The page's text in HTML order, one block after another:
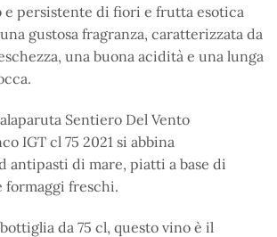
e persistente di fiori e frutta esotica
gustosa fragranza, caratterizzata da
una buona acidità e una lunga
Sentiero Del Vento
IGT cl 75 2021 si abbina
antipasti di mare, piatti a base di
formaggi freschi.
da 75 cl, questo vino è il